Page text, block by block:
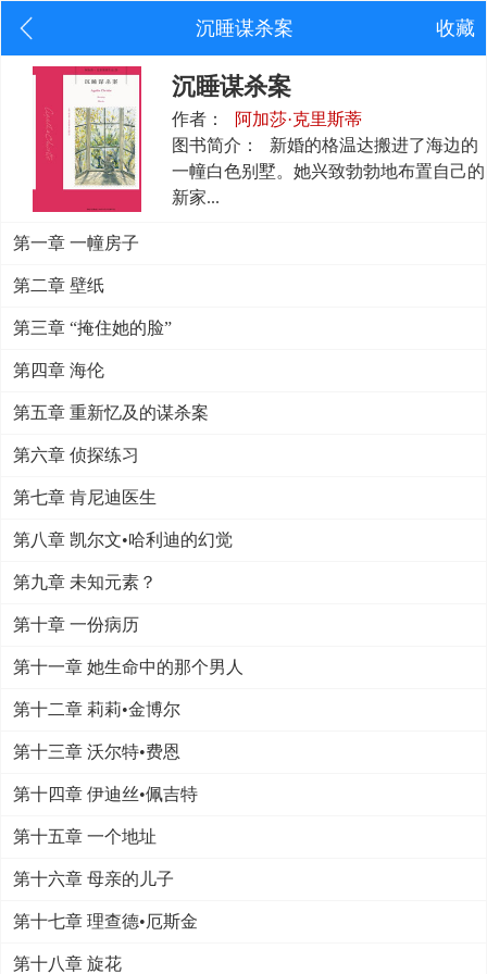
沉睡谋杀案 收藏
沉睡谋杀案
作者：
阿加莎·克里斯蒂
图书简介：
新婚的格温达搬进了海边的
一幢白色别墅。她兴致勃勃地布置自己的
新家...
第一章 一幢房子
第二章 壁纸
第三章 “掩住她的脸”
第四章 海伦
第五章 重新忆及的谋杀案
第六章 侦探练习
第七章 肯尼迪医生
第八章 凯尔文•哈利迪的幻觉
第九章 未知元素？
第十章 一份病历
第十一章 她生命中的那个男人
第十二章 莉莉•金博尔
第十三章 沃尔特•费恩
第十四章 伊迪丝•佩吉特
第十五章 一个地址
第十六章 母亲的儿子
第十七章 理查德•厄斯金
第十八章 旋花